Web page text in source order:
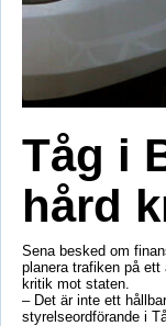
Tåg i
hård
Sena besked om
planera trafiken på
kritik mot staten.
– Det är inte ett
styrelseordförande i